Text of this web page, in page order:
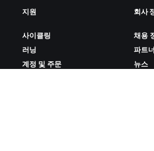
지원
사이클링
러닝
계정 및 주문
회사
채용
파트
뉴스